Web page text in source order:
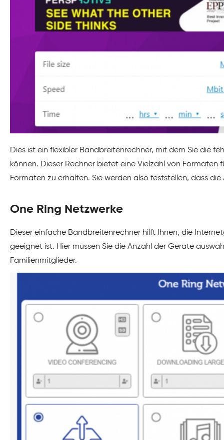
Dies ist ein flexibler Bandbreitenrechner, mit dem Sie die
können. Dieser Rechner bietet eine Vielzahl von
Formaten zu erhalten. Sie werden also feststellen, dass
One Ring Netzwerke
Dieser einfache Bandbreitenrechner hilft Ihnen, die
geeignet ist. Hier müssen Sie die Anzahl der Geräte
Familienmitglieder.